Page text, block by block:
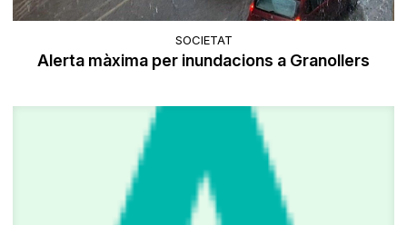
SOCIETAT
Alerta màxima per inundacions a Granollers